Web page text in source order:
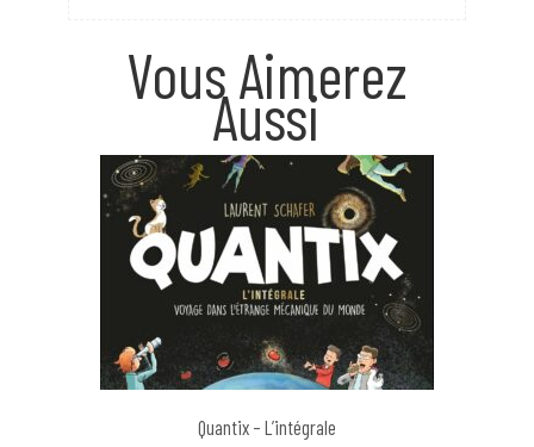
Vous Aimerez
Aussi
Quantix – L’intégrale